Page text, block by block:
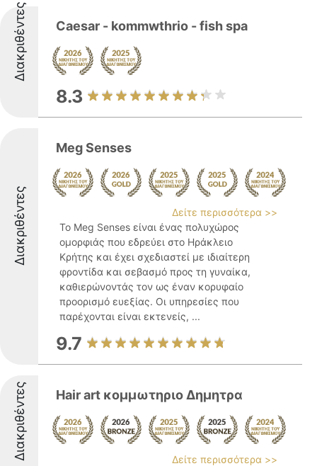
Διακριθέντες Caesar - kommwthrio - fish spa
8.3
Διακριθέντες
Meg Senses
Δείτε περισσότερα >>
Το Meg Senses είναι ένας πολυχώρος
ομορφιάς που εδρεύει στο Ηράκλειο
Κρήτης και έχει σχεδιαστεί με ιδιαίτερη
φροντίδα και σεβασμό προς τη γυναίκα,
καθιερώνοντάς τον ως έναν κορυφαίο
προορισμό ευεξίας. Οι υπηρεσίες που
παρέχονται είναι εκτενείς, ...
9.7
Διακριθέντες Hair art κομμωτηριο Δημητρα
Δείτε περισσότερα >>